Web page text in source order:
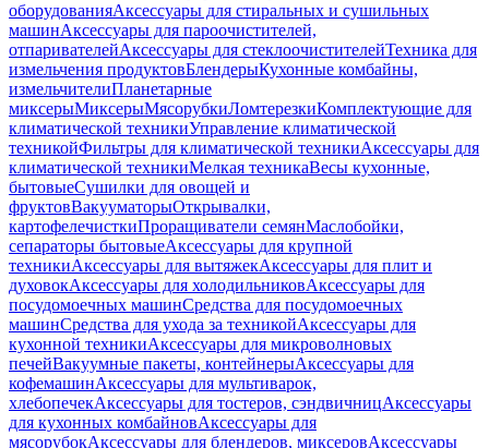
оборудованияАксессуары для стиральных и сушильных
машинАксессуары для пароочистителей,
отпаривателейАксессуары для стеклоочистителейТехника для
измельчения продуктовБлендерыКухонные комбайны,
измельчителиПланетарные
миксерыМиксерыМясорубкиЛомтерезкиКомплектующие для
климатической техникиУправление климатической
техникойФильтры для климатической техникиАксессуары для
климатической техникиМелкая техникаВесы кухонные,
бытовыеСушилки для овощей и
фруктовВакууматорыОткрывалки,
картофелечисткиПроращиватели семянМаслобойки,
сепараторы бытовыеАксессуары для крупной
техникиАксессуары для вытяжекАксессуары для плит и
духовокАксессуары для холодильниковАксессуары для
посудомоечных машинСредства для посудомоечных
машинСредства для ухода за техникойАксессуары для
кухонной техникиАксессуары для микроволновых
печейВакуумные пакеты, контейнерыАксессуары для
кофемашинАксессуары для мультиварок,
хлебопечекАксессуары для тостеров, сэндвичницАксессуары
для кухонных комбайновАксессуары для
мясорубокАксессуары для блендеров, миксеровАксессуары